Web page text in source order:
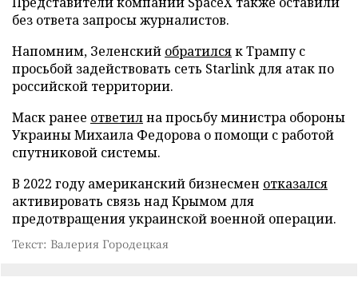
без ответа запросы журналистов.
Напомним, Зеленский обратилсяк Трампу с
просьбой задействовать сеть Starlink для атак по
российской территории.
Маск ранее ответилна просьбу министра обороны
Украины Михаила Федорова о помощи с работой
спутниковой системы.
В 2022 году американский бизнесмен отказался
активировать связь над Крымом для
предотвращения украинской военной операции.
Текст: Валерия Городецкая